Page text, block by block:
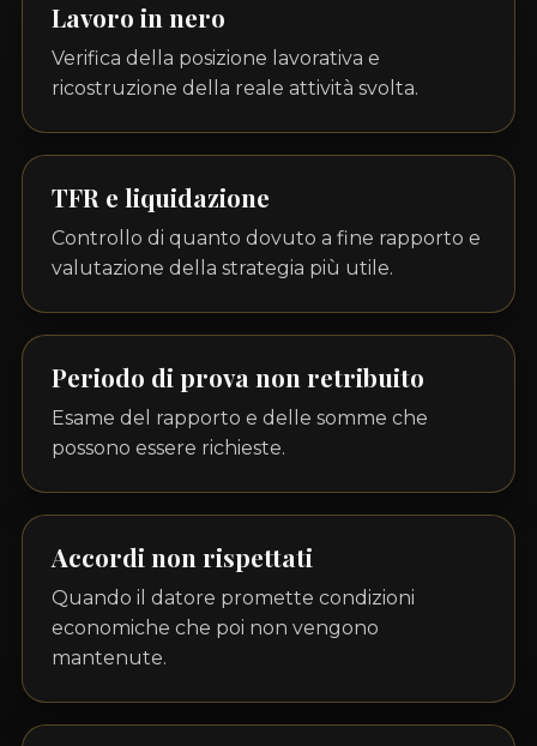
Lavoro in nero
Verifica della posizione lavorativa e
ricostruzione della reale attività svolta.
TFR e liquidazione
Controllo di quanto dovuto a fine rapporto e
valutazione della strategia più utile.
Periodo di prova non retribuito
Esame del rapporto e delle somme che
possono essere richieste.
Accordi non rispettati
Quando il datore promette condizioni
economiche che poi non vengono
mantenute.